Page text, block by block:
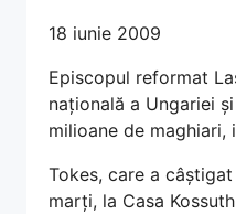
18 iunie 2009
Episcopul reformat
națională a Ungariei
milioane de maghiari,
Tokes, care a
marți, la Casa